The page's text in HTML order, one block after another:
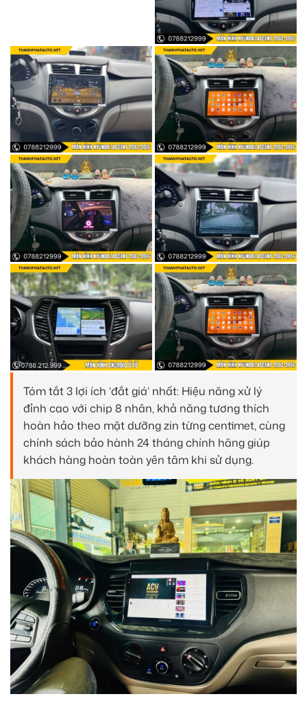
Tóm tắt 3 lợi ích ‘đắt giá’ nhất: Hiệu năng xử lý
đỉnh cao với chip 8 nhân, khả năng tương thích
hoàn hảo theo mặt dưỡng zin từng centimet, cùng
chính sách bảo hành 24 tháng chính hãng giúp
khách hàng hoàn toàn yên tâm khi sử dụng.